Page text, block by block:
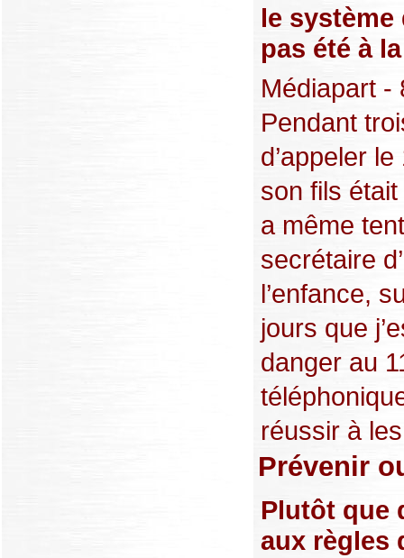
le système
pas été à
Médiapart -
Pendant
d’appeler
son fils
a même
secrétaire
l’enfance,
jours que
danger au
réussir à
Prévenir
Plutôt que
aux règles